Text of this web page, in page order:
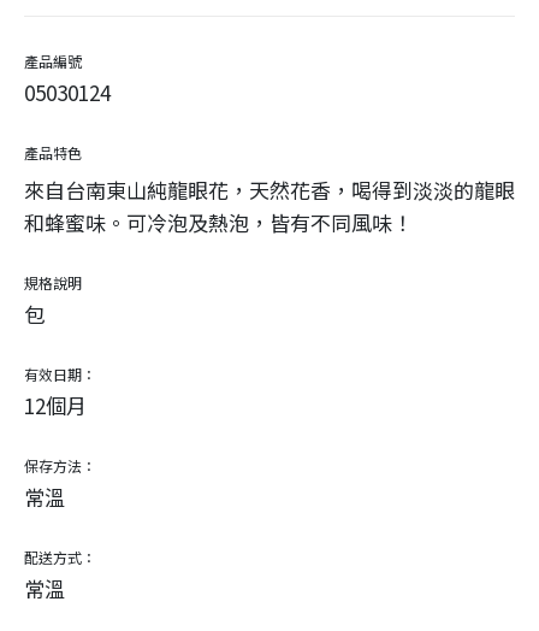
產品編號
05030124
產品特色
來自台南東山純龍眼花，天然花香，喝得到淡淡的龍眼
和蜂蜜味。可冷泡及熱泡，皆有不同風味！
規格說明
包
有效日期：
12個月
保存方法：
常溫
配送方式：
常溫